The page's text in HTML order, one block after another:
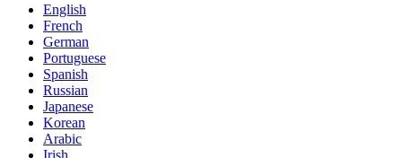
English
French
German
Portuguese
Spanish
Russian
Japanese
Korean
Arabic
Irish